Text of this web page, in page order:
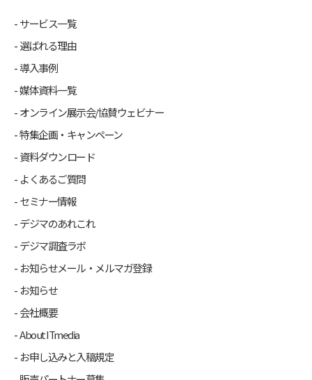
サービス一覧
選ばれる理由
導入事例
媒体資料一覧
オンライン展示会/協賛ウェビナー
特集企画・キャンペーン
資料ダウンロード
よくあるご質問
セミナー情報
デジマのあれこれ
デジマ調査ラボ
お知らせメール・メルマガ登録
お知らせ
会社概要
About ITmedia
お申し込みと入稿規定